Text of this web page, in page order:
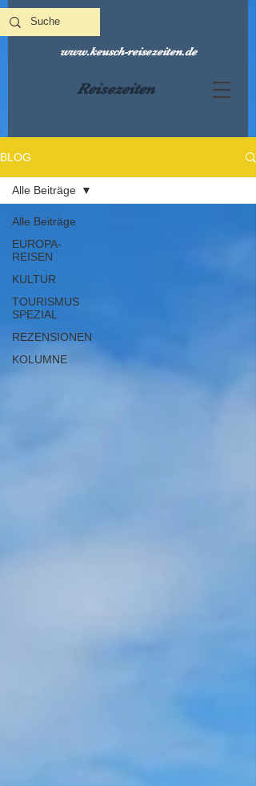
Reisezeiten
www.keusch-reisezeiten.de
BLOG
Alle Beiträge
EUROPA-
REISEN
KULTUR
TOURISMUS
SPEZIAL
REZENSIONEN
KOLUMNE
Alle Beiträge